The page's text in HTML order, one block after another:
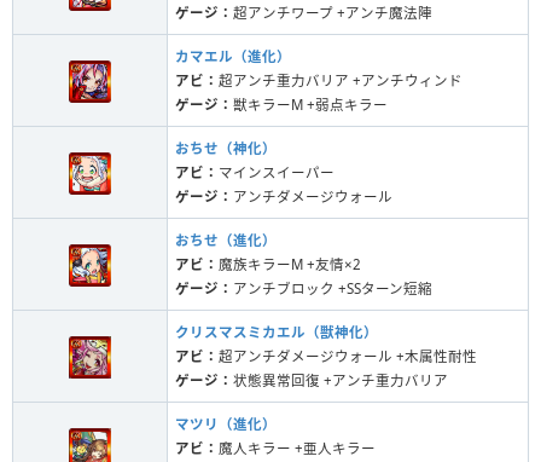
ゲージ： 超アンチワープ +アンチ魔法陣
カマエル（進化）
アビ： 超アンチ重力バリア +アンチウィンド
ゲージ： 獣キラーM +弱点キラー
おちせ（神化）
アビ： マインスイーパー
ゲージ： アンチダメージウォール
おちせ（進化）
アビ： 魔族キラーM +友情×2
ゲージ： アンチブロック +SSターン短縮
クリスマスミカエル（獣神化）
アビ： 超アンチダメージウォール +木属性耐性
ゲージ： 状態異常回復 +アンチ重力バリア
マツリ（進化）
アビ： 魔人キラー +亜人キラー